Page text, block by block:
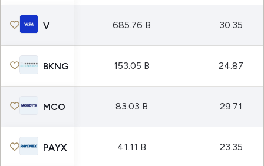
V 685.76 B 30.35
BKNG 153.05 B 24.87
MCO 83.03 B 29.71
PAYX 41.11 B 23.35